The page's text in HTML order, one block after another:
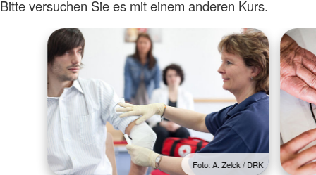
Bitte versuchen Sie es mit einem anderen Kurs.
Foto: A. Zelck / DRK